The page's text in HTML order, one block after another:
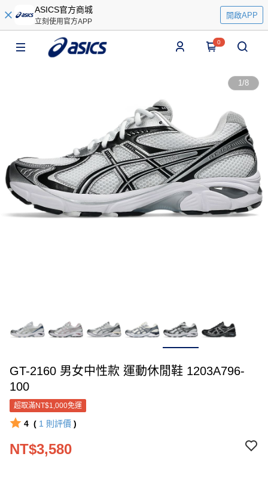
ASICS官方商城
立刻使用官方APP
開啟APP
0
1/8
GT-2160 男女中性款 運動休閒鞋 1203A796-
100
超取滿NT$1,000免運
4 ( 1 則評價 )
NT$3,580